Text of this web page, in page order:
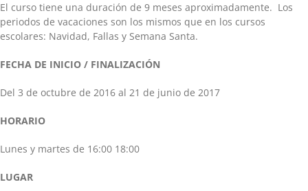
El curso tiene una duración de 9 meses aproximadamente. Los
periodos de vacaciones son los mismos que en los cursos
escolares: Navidad, Fallas y Semana Santa.
FECHA DE INICIO / FINALIZACIÓN
Del 3 de octubre de 2016 al 21 de junio de 2017
HORARIO
Lunes y martes de 16:00 18:00
LUGAR